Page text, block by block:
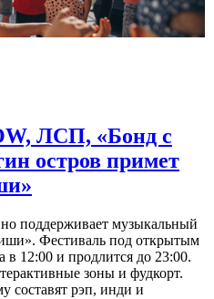
ЛСП, «Бонд с
остров примет
поддерживает музыкальный
Фестиваль под открытым
в 12:00 и продлится до 23:00.
зоны и фудкорт.
составят рэп, инди и